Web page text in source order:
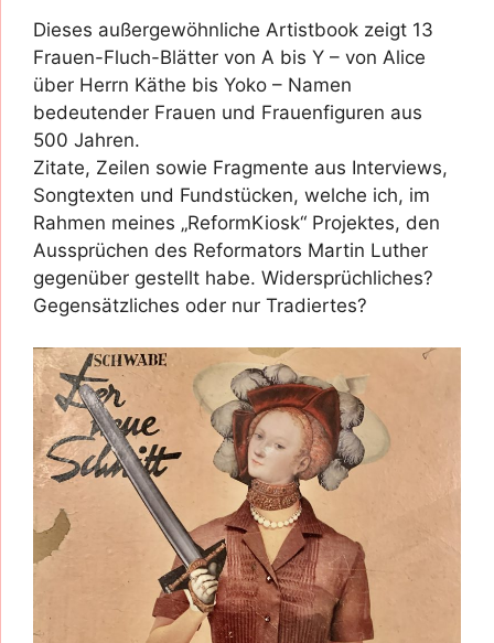
Dieses außergewöhnliche Artistbook zeigt 13
Frauen-Fluch-Blätter von A bis Y – von Alice
über Herrn Käthe bis Yoko – Namen
bedeutender Frauen und Frauenfiguren aus
500 Jahren.
Zitate, Zeilen sowie Fragmente aus Interviews,
Songtexten und Fundstücken, welche ich, im
Rahmen meines „ReformKiosk“ Projektes, den
Aussprüchen des Reformators Martin Luther
gegenüber gestellt habe. Widersprüchliches?
Gegensätzliches oder nur Tradiertes?